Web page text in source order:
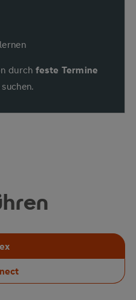
durch feste Termine
suchen.